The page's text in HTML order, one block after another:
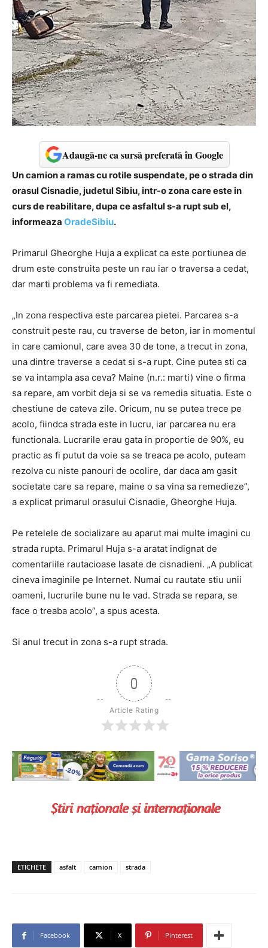
Adaugă-ne ca sursă preferată în Google
Un camion a ramas cu rotile suspendate, pe o strada din
orasul Cisnadie, judetul Sibiu, intr-o zona care este in
curs de reabilitare, dupa ce asfaltul s-a rupt sub el,
informeaza OradeSibiu.
Primarul Gheorghe Huja a explicat ca este portiunea de
drum este construita peste un rau iar o traversa a cedat,
dar marti problema va fi remediata.
„In zona respectiva este parcarea pietei. Parcarea s-a
construit peste rau, cu traverse de beton, iar in momentul
in care camionul, care avea 30 de tone, a trecut in zona,
una dintre traverse a cedat si s-a rupt. Cine putea sti ca
se va intampla asa ceva? Maine (n.r.: marti) vine o firma
sa repare, am vorbit deja si se va remedia situatia. Este o
chestiune de cateva zile. Oricum, nu se putea trece pe
acolo, fiindca strada este in lucru, iar parcarea nu era
functionala. Lucrarile erau gata in proportie de 90%, eu
practic as fi putut da voie sa se treaca pe acolo, puteam
rezolva cu niste panouri de ocolire, dar daca am gasit
societate care sa repare, maine o sa vina sa remedieze”,
a explicat primarul orasului Cisnadie, Gheorghe Huja.
Pe retelele de socializare au aparut mai multe imagini cu
strada rupta. Primarul Huja s-a aratat indignat de
comentariile rautacioase lasate de cisnadieni. „A publicat
cineva imaginile pe Internet. Numai cu rautate stiu unii
oameni, lucrurile bune nu le vad. Strada se repara, se
face o treaba acolo”, a spus acesta.
Si anul trecut in zona s-a rupt strada.
0
Article Rating
ETICHETE asfalt camion strada
Facebook X Pinterest